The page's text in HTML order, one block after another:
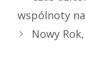
wspólnoty
Nowy